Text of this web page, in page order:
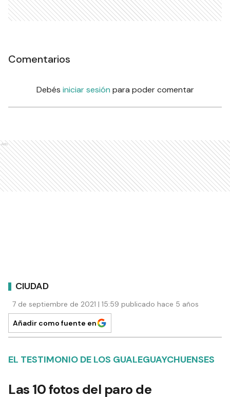
Comentarios
Debés iniciar sesión para poder comentar
Ads
CIUDAD
7 de septiembre de 2021 | 15:59 publicado hace 5 años
Añadir como fuente en
EL TESTIMONIO DE LOS GUALEGUAYCHUENSES
Las 10 fotos del paro de